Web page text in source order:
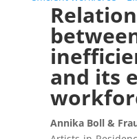
and its
Annika Boll &